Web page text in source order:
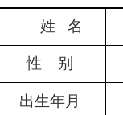
姓 名
性 别
出生年月